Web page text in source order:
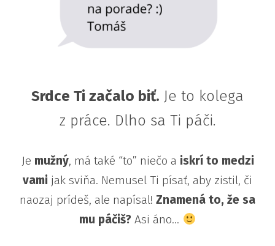
Srdce Ti začalo biť. Je to kolega
z práce. Dlho sa Ti páči.
Je mužný, má také “to” niečo a iskrí to medzi
vami jak sviňa. Nemusel Ti písať, aby zistil, či
naozaj prídeš, ale napísal! Znamená to, že sa
mu páčiš? Asi áno…